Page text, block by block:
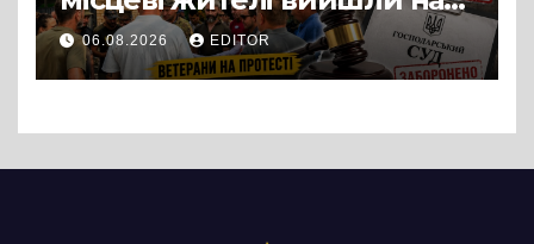
протест до стін
підприємства ТОВ «Омега
Три», що займається
06.08.2026 EDITOR